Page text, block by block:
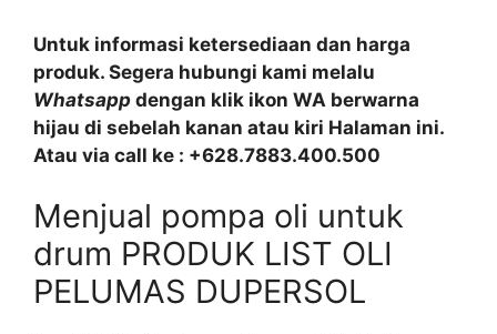
Untuk informasi ketersediaan dan harga
produk. Segera hubungi kami melalu
Whatsapp dengan klik ikon WA berwarna
hijau di sebelah kanan atau kiri Halaman ini.
Atau via call ke : +628.7883.400.500
Menjual pompa oli untuk
drum PRODUK LIST OLI
PELUMAS DUPERSOL